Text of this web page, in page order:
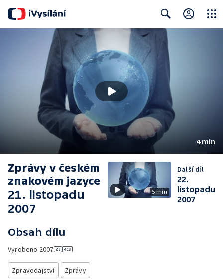
Search
4 min
Zprávy v českém
znakovém jazyce
21. listopadu
2007
Obsah dílu
Vyrobeno 2007
Zpravodajství Zprávy
5 min
Další díl
22.
listopadu
2007